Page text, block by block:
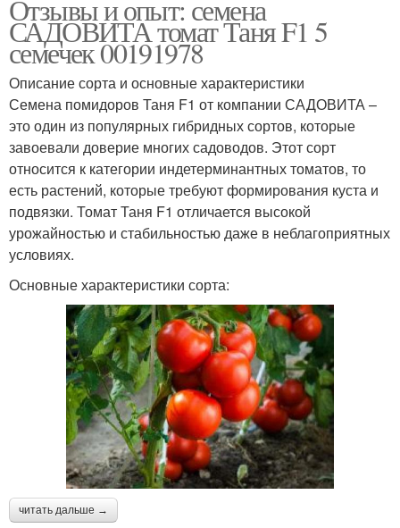
Отзывы и опыт: семена
САДОВИТА томат Таня F1 5
семечек 00191978
Описание сорта и основные характеристики
Семена помидоров Таня F1 от компании САДОВИТА –
это один из популярных гибридных сортов, которые
завоевали доверие многих садоводов. Этот сорт
относится к категории индетерминантных томатов, то
есть растений, которые требуют формирования куста и
подвязки. Томат Таня F1 отличается высокой
урожайностью и стабильностью даже в неблагоприятных
условиях.
Основные характеристики сорта:
читать дальше →